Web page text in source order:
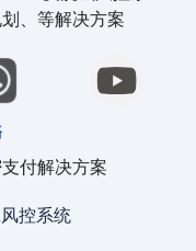
、等解决方案
付解决方案
控系统